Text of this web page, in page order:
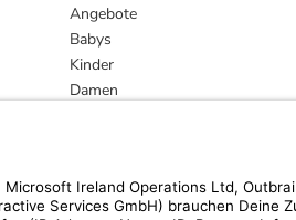
Angebote
Babys
Kinder
Damen
Marken